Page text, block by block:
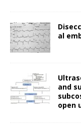
al
and
open